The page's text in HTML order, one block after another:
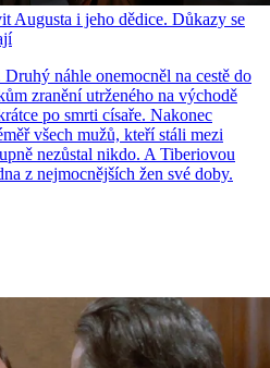
Augusta i jeho dědice. Důkazy se
náhle onemocněl na cestě do
zranění utrženého na východě
po smrti císaře. Nakonec
všech mužů, kteří stáli mezi
nezůstal nikdo. A Tiberiovou
z nejmocnějších žen své doby.